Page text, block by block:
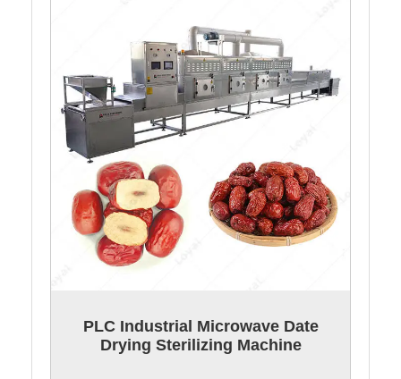
PLC Industrial Microwave Date
Drying Sterilizing Machine